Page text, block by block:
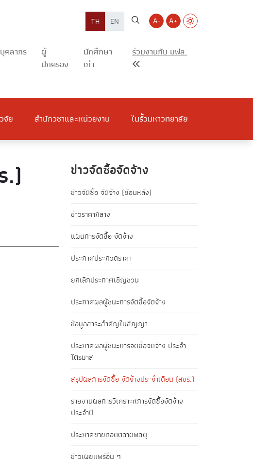
TH EN A- A+
บุคลากร
ผู้
ปกครอง
นักศึกษา
เก่า
ร่วมงานกับ มฟล.
วิจัย สำนักวิชาและหน่วยงาน ในรั้วมหาวิทยาลัย
.) ข่าวจัดซื้อจัดจ้าง
ข่าวจัดซื้อ จัดจ้าง (ย้อนหลัง)
ข่าวราคากลาง
แผนการจัดซื้อ จัดจ้าง
ประกาศประกวดราคา
ยกเลิกประกาศเชิญชวน
ประกาศผลผู้ชนะการจัดซื้อจัดจ้าง
ข้อมูลสาระสำคัญในสัญญา
ประกาศผลผู้ชนะการจัดซื้อจัดจ้าง ประจำ
ไตรมาส
สรุปผลการจัดซื้อ จัดจ้างประจำเดือน (สขร.)
รายงานผลการวิเคราะห์การจัดซื้อจัดจ้าง
ประจำปี
ประกาศขายทอดตลาดพัสดุ
ข่าวเผยแพร่อื่น ๆ